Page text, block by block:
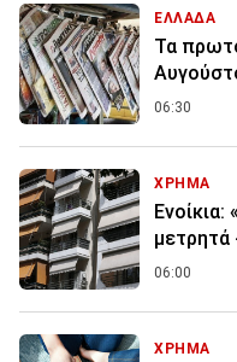
ΕΛΛΑΔΑ
Τα
06:30
ΧΡΗΜΑ
μετρητά
06:00
ΧΡΗΜΑ